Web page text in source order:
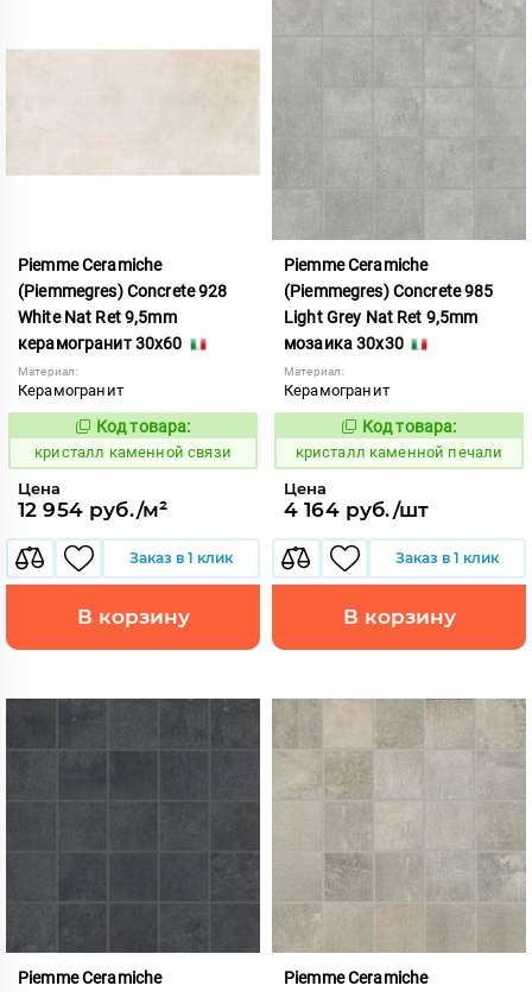
Piemme Ceramiche
(Piemmegres) Concrete 928
White Nat Ret 9,5mm
керамогранит 30x60
Материал:
Керамогранит
817211
Код товара:
кристалл каменной связи
Цена
12 954 руб./м²
Заказ в 1 клик
В корзину
Piemme Ceramiche
(Piemmegres) Concrete 985
Light Grey Nat Ret 9,5mm
мозаика 30x30
Материал:
Керамогранит
817195
Код товара:
кристалл каменной печали
Цена
4 164 руб./шт
Заказ в 1 клик
В корзину
Piemme Ceramiche
Piemme Ceramiche